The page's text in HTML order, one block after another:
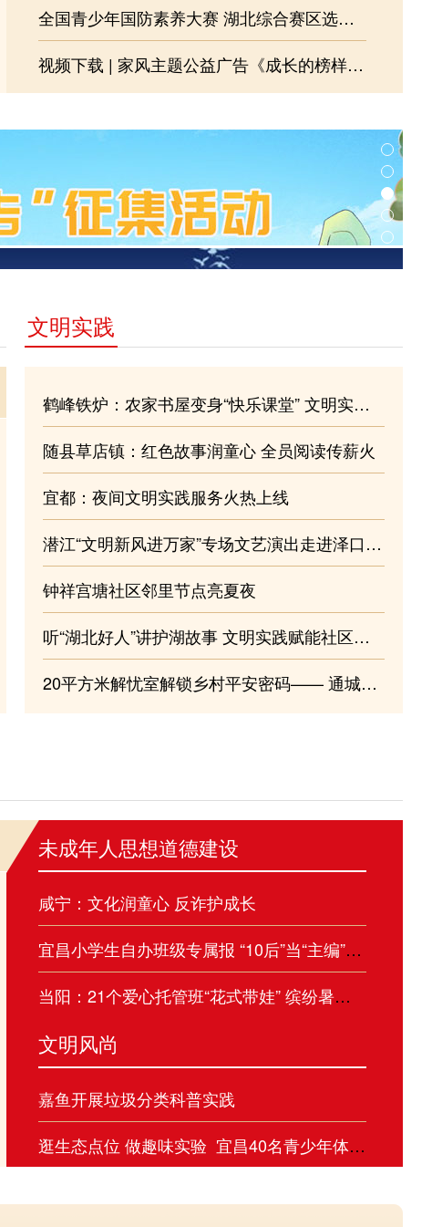
我们的节日
全国青少年国防素养大赛 湖北综合赛区选拔赛视频集锦
视频下载 | 家风主题公益广告《成长的榜样 家的模样》
宜昌：“全国文明单位在行动”无偿献血公益活动举
文明实践
鹤峰铁炉：农家书屋变身“快乐课堂” 文明实践点亮暑期生活
随县草店镇：红色故事润童心 全员阅读传薪火
宜都：夜间文明实践服务火热上线
潜江“文明新风进万家”专场文艺演出走进泽口街道
钟祥宫塘社区邻里节点亮夏夜
听“湖北好人”讲护湖故事 文明实践赋能社区青少年成长
20平方米解忧室解锁乡村平安密码—— 通城塘湖镇荻田村的善治实践答卷
中央宣传部授予徐淙祥同志“时代楷模”称号
未成年人思想道德建设
咸宁：文化润童心 反诈护成长
宜昌小学生自办班级专属报 “10后”当“主编”，同学们每期都“催更”
当阳：21个爱心托管班“花式带娃” 缤纷暑假有处可“趣”更有收获
文明风尚
嘉鱼开展垃圾分类科普实践
逛生态点位 做趣味实验 宜昌40名青少年体验“塑料的循环之旅”